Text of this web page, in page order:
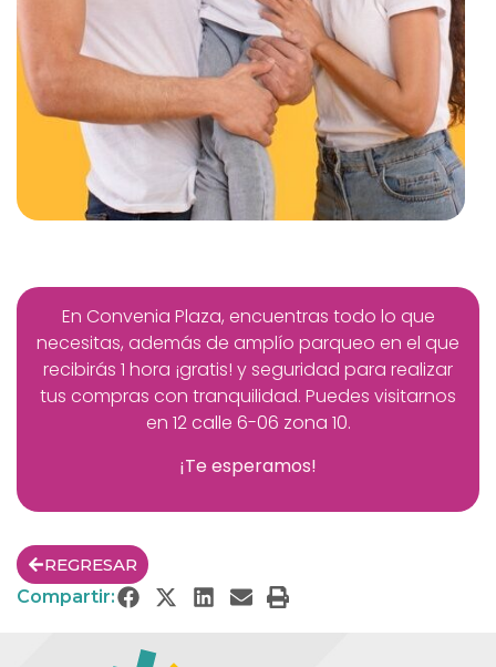
En Convenia Plaza, encuentras todo lo que
necesitas, además de amplío parqueo en el que
recibirás 1 hora ¡gratis! y seguridad para realizar
tus compras con tranquilidad. Puedes visitarnos
en 12 calle 6-06 zona 10.
¡Te esperamos!
REGRESAR
Compartir: